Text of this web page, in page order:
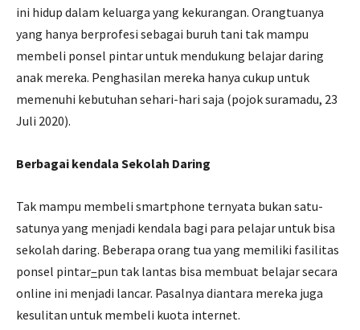
ini hidup dalam keluarga yang kekurangan. Orangtuanya
yang hanya berprofesi sebagai buruh tani tak mampu
membeli ponsel pintar untuk mendukung belajar daring
anak mereka. Penghasilan mereka hanya cukup untuk
memenuhi kebutuhan sehari-hari saja (pojok suramadu, 23
Juli 2020).
Berbagai kendala Sekolah Daring
Tak mampu membeli smartphone ternyata bukan satu-
satunya yang menjadi kendala bagi para pelajar untuk bisa
sekolah daring. Beberapa orang tua yang memiliki fasilitas
ponsel pintar–pun tak lantas bisa membuat belajar secara
online ini menjadi lancar. Pasalnya diantara mereka juga
kesulitan untuk membeli kuota internet.